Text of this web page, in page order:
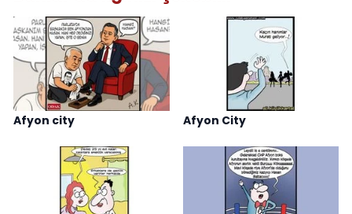
Afyon city Afyon City